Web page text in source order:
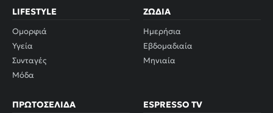
LIFESTYLE
Ομορφιά
Υγεία
Συνταγές
Μόδα
ΖΏΔΙΑ
Ημερήσια
Εβδομαδιαία
Μηνιαία
ΠΡΩΤΟΣΈΛΙΔΑ ESPRESSO TV